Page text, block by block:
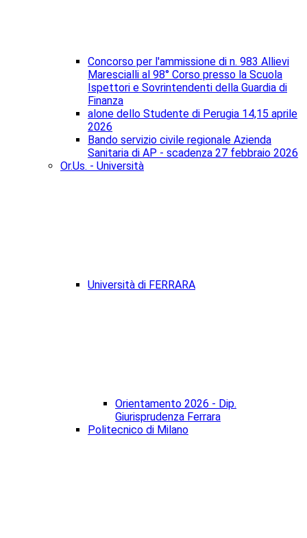
Concorso per l'ammissione di n. 983 Allievi
Marescialli al 98° Corso presso la Scuola
Ispettori e Sovrintendenti della Guardia di
Finanza
alone dello Studente di Perugia 14,15 aprile
2026
Bando servizio civile regionale Azienda
Sanitaria di AP - scadenza 27 febbraio 2026
Or.Us. - Università
Università di FERRARA
Orientamento 2026 - Dip.
Giurisprudenza Ferrara
Politecnico di Milano